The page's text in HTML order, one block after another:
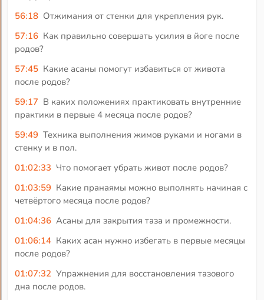
56:18 Отжимания от стенки для укрепления рук.
57:16 Как правильно совершать усилия в йоге после
родов?
57:45 Какие асаны помогут избавиться от живота
после родов?
59:17 В каких положениях практиковать внутренние
практики в первые 4 месяца после родов?
59:49 Техника выполнения жимов руками и ногами в
стенку и в пол.
01:02:33 Что помогает убрать живот после родов?
01:03:59 Какие пранаямы можно выполнять начиная с
четвёртого месяца после родов?
01:04:36 Асаны для закрытия таза и промежности.
01:06:14 Каких асан нужно избегать в первые месяцы
после родов?
01:07:32 Упражнения для восстановления тазового
дна после родов.